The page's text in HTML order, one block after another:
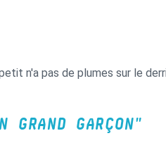
n'a pas de plumes sur le
GARÇON"